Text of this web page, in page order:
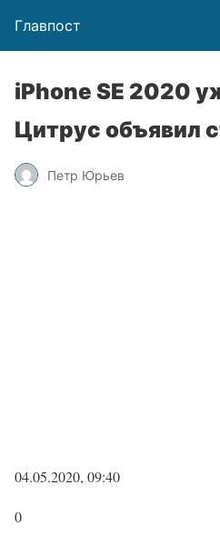
Главпост
iPhone SE 2020
Цитрус объявил
Петр Юрьев
04.05.2020, 09:40
0